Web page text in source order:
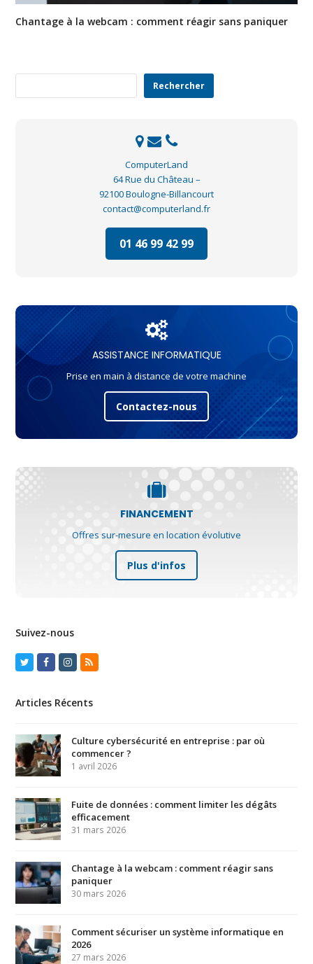
Chantage à la webcam : comment réagir sans paniquer
Rechercher
ComputerLand
64 Rue du Château –
92100 Boulogne-Billancourt
contact@computerland.fr
01 46 99 42 99
ASSISTANCE INFORMATIQUE
Prise en main à distance de votre machine
Contactez-nous
FINANCEMENT
Offres sur-mesure en location évolutive
Plus d'infos
Suivez-nous
TwitterFacebook
Instagram
RSS
Articles Récents
Culture cybersécurité en entreprise : par où
commencer ?
1 avril 2026
Fuite de données : comment limiter les dégâts
efficacement
31 mars 2026
Chantage à la webcam : comment réagir sans
paniquer
30 mars 2026
Comment sécuriser un système informatique en
2026
27 mars 2026